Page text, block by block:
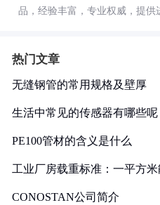
品，经验丰富，专业权威，提供
热门文章
无缝钢管的常用规格及壁厚
生活中常见的传感器有哪些呢
PE100管材的含义是什么
工业厂房载重标准：一平方
CONOSTAN公司简介